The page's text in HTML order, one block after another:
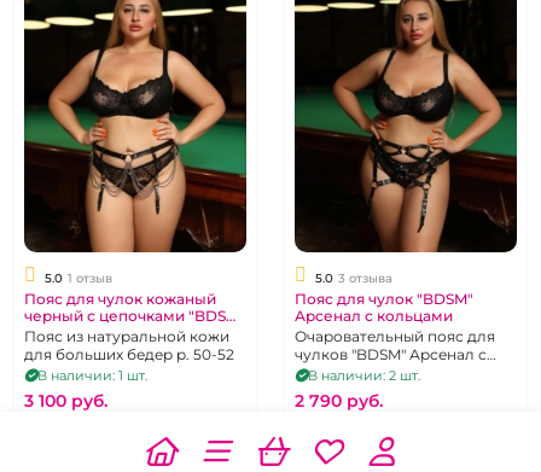
5.0 1 отзыв
Пояс для чулок кожаный
черный с цепочками "BDSM
Arsenal"
Пояс из натуральной кожи
для больших бедер р. 50-52
В наличии: 1 шт.
3 100 pуб.
В корзину
5.0 3 отзыва
Пояс для чулок "BDSM"
Арсенал с кольцами
Очаровательный пояс для
чулков "BDSM" Арсенал с
кольцами
В наличии: 2 шт.
2 790 pуб.
В корзину